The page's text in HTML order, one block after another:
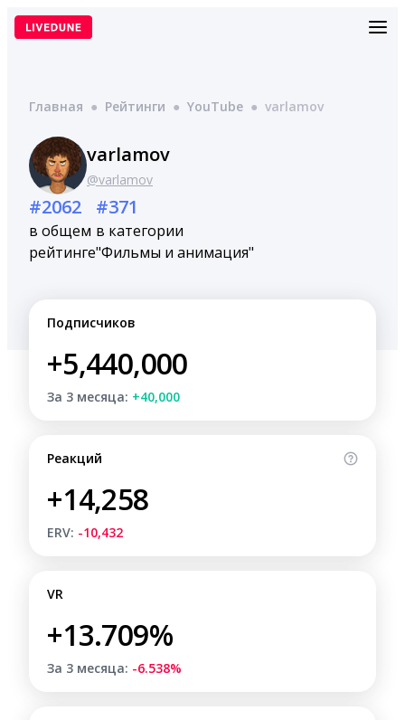
Перейти
Главная ● Рейтинги ● YouTube ● varlamov
varlamov
@varlamov
#2062
в общем
рейтинге
#371
в категории
"Фильмы и анимация"
Подписчиков
+5,440,000
За 3 месяца: +40,000
Реакций
+14,258
ERV: -10,432
VR
+13.709%
За 3 месяца: -6.538%